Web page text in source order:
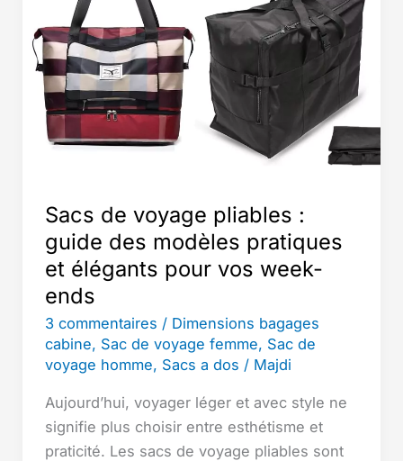
Sacs de voyage pliables :
guide des modèles pratiques
et élégants pour vos week-
ends
3 commentaires / Dimensions bagages
cabine, Sac de voyage femme, Sac de
voyage homme, Sacs a dos / Majdi
Aujourd’hui, voyager léger et avec style ne
signifie plus choisir entre esthétisme et
praticité. Les sacs de voyage pliables sont